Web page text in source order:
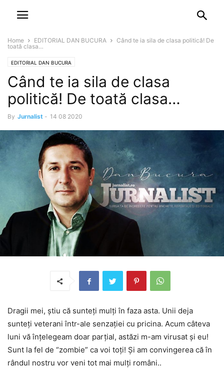
Home EDITORIAL DAN BUCURA
Când te ia sila de clasa politică! De
toată clasa…
EDITORIAL DAN BUCURA
Când te ia sila de clasa
politică! De toată clasa…
By Jurnalist - 14 08 2020
Dragii mei, știu că sunteți mulți în faza asta. Unii deja
sunteți veterani într-ale senzației cu pricina. Acum câteva
luni vă înțelegeam doar parțial, astăzi m-am virusat și eu!
Sunt la fel de “zombie” ca voi toți! Și am convingerea că în
rândul nostru vor veni tot mai mulți români..